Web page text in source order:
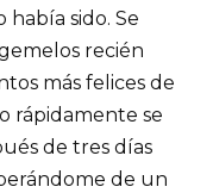
sido. Se
recién
más felices de
rápidamente se
de tres días
de un